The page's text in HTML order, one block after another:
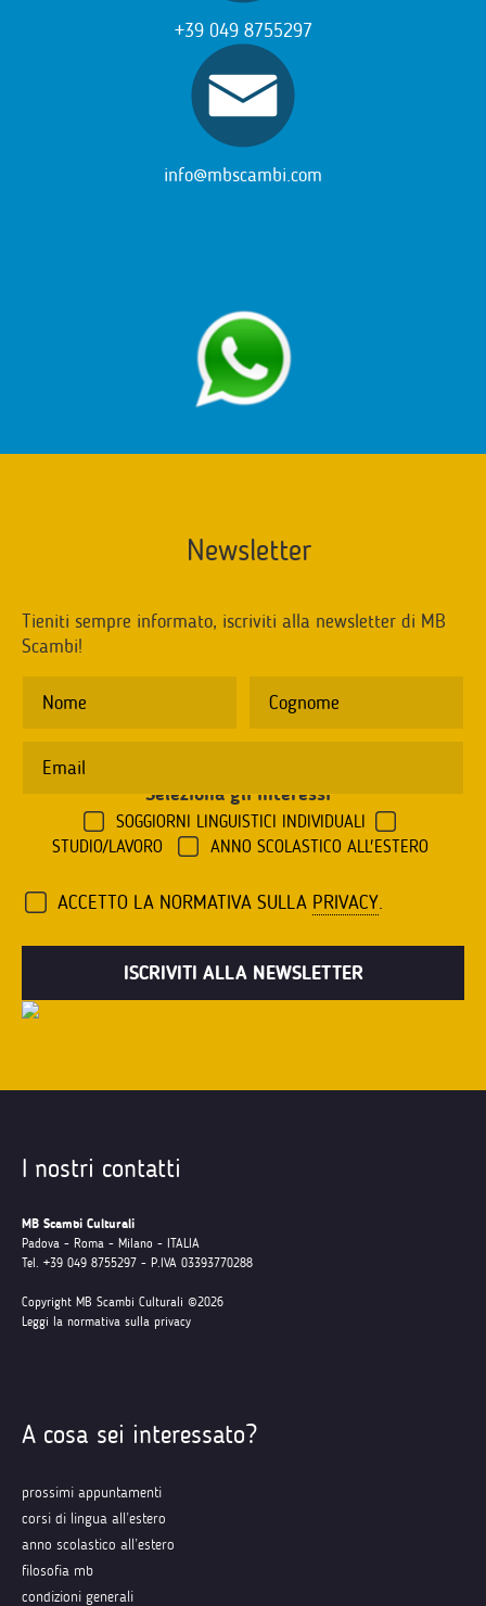
+39 049 8755297
info@mbscambi.com
Newsletter
Tieniti sempre informato, iscriviti alla newsletter di MB
Scambi!
Seleziona gli interessi
SOGGIORNI LINGUISTICI INDIVIDUALI
STUDIO/LAVORO
ANNO SCOLASTICO ALL'ESTERO
ACCETTO LA NORMATIVA SULLA PRIVACY.
I nostri contatti
MB Scambi Culturali
Padova - Roma - Milano - ITALIA
Tel. +39 049 8755297 - P.IVA 03393770288
Copyright MB Scambi Culturali ©2026
Leggi la normativa sulla privacy
A cosa sei interessato?
prossimi appuntamenti
corsi di lingua all’estero
anno scolastico all’estero
filosofia mb
condizioni generali